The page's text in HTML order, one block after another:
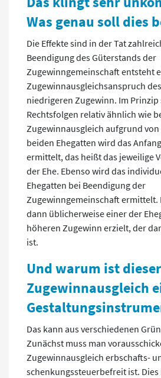
Was genau soll dies
Die Effekte sind in der Tat
Beendigung des Güterstands der
Zugewinngemeinschaft entsteht
Zugewinnausgleichsanspruch
niedrigeren Zugewinn. Im Prinzip
Rechtsfolgen relativ ähnlich wie
Zugewinnausgleich aufgrund von
beiden Ehegatten wird das
ermittelt, das heißt das jeweilige
der Ehe. Ebenso wird das
Ehegatten bei Beendigung der
Zugewinngemeinschaft ermittelt.
dann üblicherweise einer der
höheren Zugewinn erzielt, der
ist.
Und warum ist dieser
Zugewinnausgleich
Das kann aus verschiedenen
Zunächst muss man
Zugewinnausgleich erbschafts-
schenkungssteuerbefreit ist.